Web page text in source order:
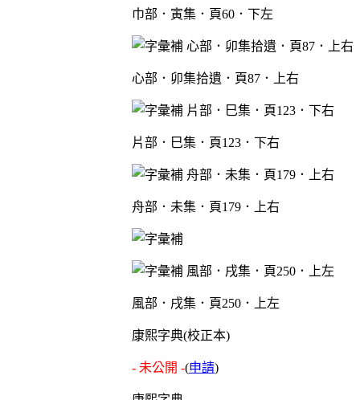
巾部．寅集．頁60．下左
心部．卯集拾遺．頁87．上右
片部．巳集．頁123．下右
舟部．未集．頁179．上右
風部．戌集．頁250．上左
康熙字典(校正本)
- 未公開 -(申請)